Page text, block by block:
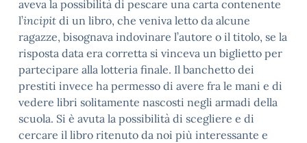
aveva la possibilità di pescare una carta contenente
l’incipit di un libro, che veniva letto da alcune
ragazze, bisognava indovinare l’autore o il titolo, se la
risposta data era corretta si vinceva un biglietto per
partecipare alla lotteria finale. Il banchetto dei
prestiti invece ha permesso di avere fra le mani e di
vedere libri solitamente nascosti negli armadi della
scuola. Si è avuta la possibilità di scegliere e di
cercare il libro ritenuto da noi più interessante e